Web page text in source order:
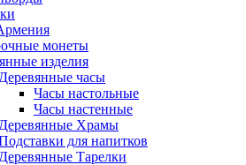
монеты
изделия
Деревянные часы
Часы настольные
Часы настенные
Деревянные Храмы
для напитков
Деревянные Тарелки